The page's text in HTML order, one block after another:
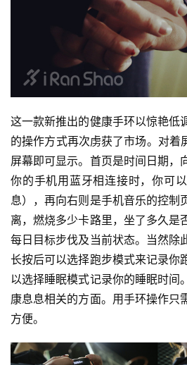
这一款新推出的健康手环以惊艳低
的操作方式再次虏获了市场。对着
屏幕即可显示。首页是时间日期，
你的手机用蓝牙相连接时，你可
息），再向右则是手机音乐的控制
离，燃烧多少卡路里，坐了多久是
每日目标步伐及当前状态。当然除
长按后可以选择跑步模式来记录你
以选择睡眠模式记录你的睡眠时间
康息息相关的方面。用手环操作只
方便。